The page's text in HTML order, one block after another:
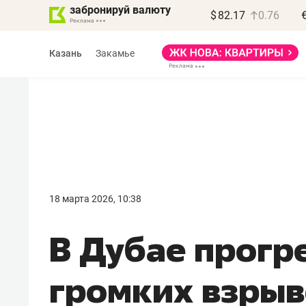
забронируй валюту $ 82.17 0.76
Казань Закамье
18 марта 2026, 10:38
В Дубае
громких
правил, бизнес может
потерять минимум